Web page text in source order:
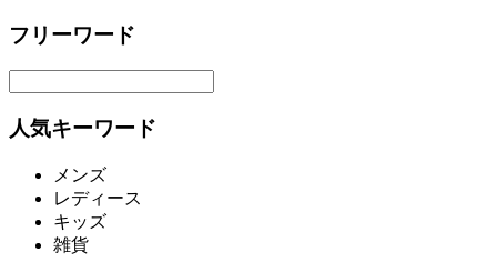
フリーワード
人気キーワード
メンズ
レディース
キッズ
雑貨